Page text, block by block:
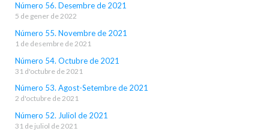
Número 56. Desembre de 2021
5 de gener de 2022
Número 55. Novembre de 2021
1 de desembre de 2021
Número 54. Octubre de 2021
31 d'octubre de 2021
Número 53. Agost-Setembre de 2021
2 d'octubre de 2021
Número 52. Juliol de 2021
31 de juliol de 2021